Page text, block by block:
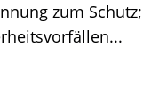
zum Schutz;